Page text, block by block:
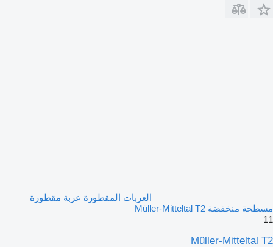
العربات المقطورة عربة مقطورة
مسطحة منخفضة Müller-Mitteltal T2
11
Müller-Mitteltal T2